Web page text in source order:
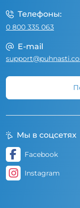
Телефоны:
0 800 335 063
E-mail
Мы в соцсетях
Facebook
Instagram